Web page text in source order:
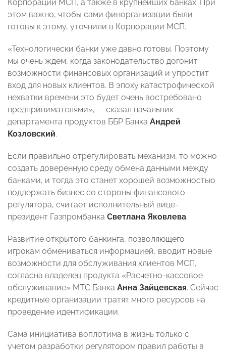
Корпорации МСП, а также в крупнейших банках. При
этом важно, чтобы сами финорганизации были
готовы к этому, уточнили в Корпорации МСП.
«Технологически банки уже давно готовы. Поэтому
мы очень ждем, когда законодательство догонит
возможности финансовых организаций и упростит
вход для новых клиентов. В эпоху катастрофической
нехватки времени это будет очень востребовано
предпринимателями», — сказал начальник
департамента продуктов ББР Банка Андрей
Козловский.
Если правильно отрегулировать механизм, то можно
создать доверенную среду обмена данными между
банками, и тогда это станет хорошей возможностью
поддержать бизнес со стороны финансового
регулятора, считает исполнительный вице-
президент Газпромбанка Светлана Яковлева.
Развитие открытого банкинга, позволяющего
игрокам обмениваться информацией, вводит новые
возможности для обслуживания клиентов МСП,
согласна владелец продукта «Расчетно-кассовое
обслуживание» МТС Банка Анна Зайцевская. Сейчас
кредитные организации тратят много ресурсов на
проведение идентификации.
Сама инициатива воплотима в жизнь только с
учетом разработки регулятором правил работы в